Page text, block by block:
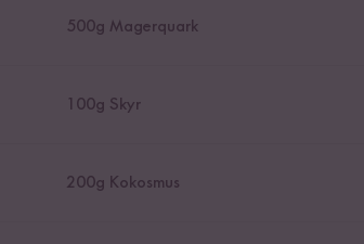
500g Magerquark
100g Skyr
200g Kokosmus